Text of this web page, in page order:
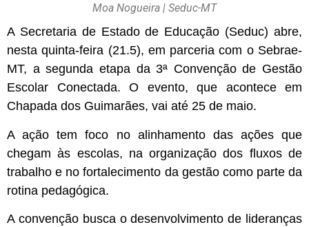
Moa Nogueira | Seduc-MT
A Secretaria de Estado de Educação (Seduc) abre,
nesta quinta-feira (21.5), em parceria com o Sebrae-
MT, a segunda etapa da 3ª Convenção de Gestão
Escolar Conectada. O evento, que acontece em
Chapada dos Guimarães, vai até 25 de maio.
A ação tem foco no alinhamento das ações que
chegam às escolas, na organização dos fluxos de
trabalho e no fortalecimento da gestão como parte da
rotina pedagógica.
A convenção busca o desenvolvimento de lideranças